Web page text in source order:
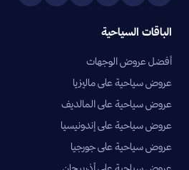
الباقات السياحية
أفضل عروض الوجهات
عروض سياحية على ماليزيا
عروض سياحية على المالديف
عروض سياحية على إندونيسيا
عروض سياحية على جورجيا